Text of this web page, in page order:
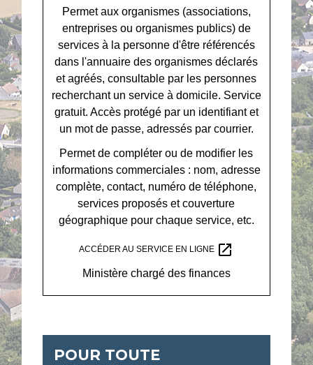
Permet aux organismes (associations,
entreprises ou organismes publics) de
services à la personne d'être référencés
dans l'annuaire des organismes déclarés
et agréés, consultable par les personnes
recherchant un service à domicile. Service
gratuit. Accès protégé par un identifiant et
un mot de passe, adressés par courrier.
Permet de compléter ou de modifier les
informations commerciales : nom, adresse
complète, contact, numéro de téléphone,
services proposés et couverture
géographique pour chaque service, etc.
ACCÉDER AU SERVICE EN LIGNE open_in_new
Ministère chargé des finances
POUR TOUTE